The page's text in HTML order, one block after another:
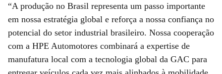
“A produção no Brasil representa um passo importante
em nossa estratégia global e reforça a nossa confiança no
potencial do setor industrial brasileiro. Nossa cooperação
com a HPE Automotores combinará a expertise de
manufatura local com a tecnologia global da GAC para